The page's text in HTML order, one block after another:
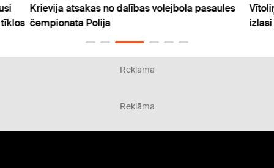
Krievija atsakās no dalības volejbola pasaules
čempionātā Polijā
izlasi
Reklāma
Reklāma